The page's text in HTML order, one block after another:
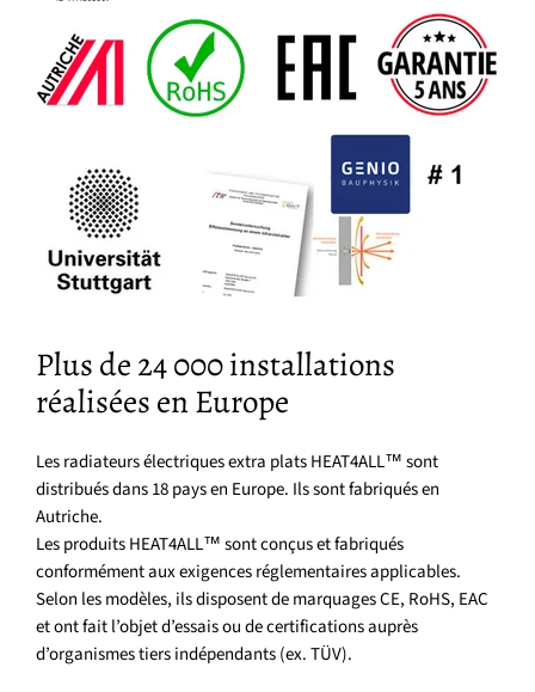
Plus de 24 000 installations
réalisées en Europe
Les radiateurs électriques extra plats HEAT4ALL™ sont
distribués dans 18 pays en Europe. Ils sont fabriqués en
Autriche.
Les produits HEAT4ALL™ sont conçus et fabriqués
conformément aux exigences réglementaires applicables.
Selon les modèles, ils disposent de marquages CE, RoHS, EAC
et ont fait l’objet d’essais ou de certifications auprès
d’organismes tiers indépendants (ex. TÜV).